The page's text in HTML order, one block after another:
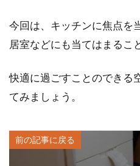
今回は、キッチンに焦点を
居室などにも当てはまるこ
快適に過ごすことのできる
てみましょう。
前の記事に戻る